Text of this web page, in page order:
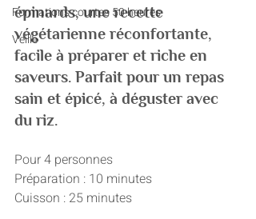
Formations courtes 50 heures
Veille
épinards, une recette
végétarienne réconfortante,
facile à préparer et riche en
saveurs. Parfait pour un repas
sain et épicé, à déguster avec
du riz.
Pour 4 personnes
Préparation : 10 minutes
Cuisson : 25 minutes